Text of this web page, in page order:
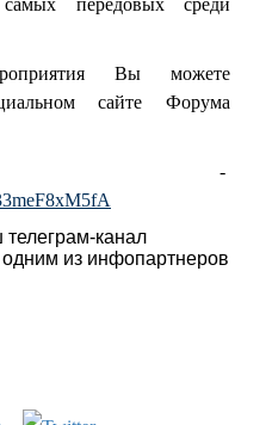
передовых среди
Вы можете
сайте Форума
-
канал
из инфопартнеров